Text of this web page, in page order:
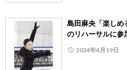
島田麻央「楽しめ
のリハーサルに参
2024年4月19日